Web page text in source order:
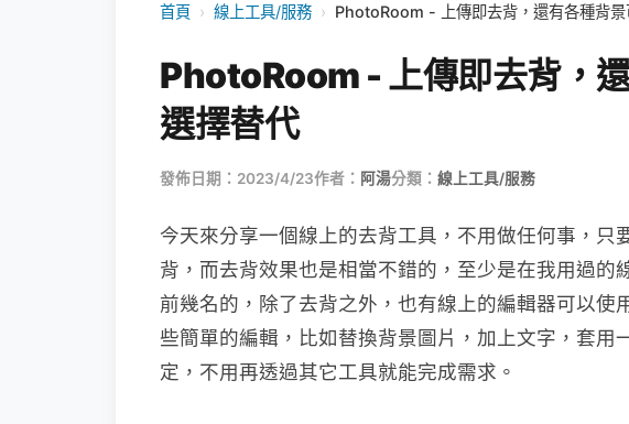
首頁 › 線上工具/服務 › PhotoRoom - 上傳即去背，還有各種背景
PhotoRoom - 上傳即去背，
選擇替代
發佈日期：2023/4/23作者： 阿湯分類： 線上工具/服務
今天來分享一個線上的去背工具，不用做任何事，只
背，而去背效果也是相當不錯的，至少是在我用過的
前幾名的，除了去背之外，也有線上的編輯器可以使
些簡單的編輯，比如替換背景圖片，加上文字，套用
定，不用再透過其它工具就能完成需求。